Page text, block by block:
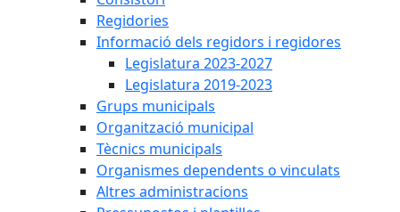
Regidories
Informació dels regidors i regidores
Legislatura 2023-2027
Legislatura 2019-2023
Grups municipals
Organització municipal
Tècnics municipals
Organismes dependents o vinculats
Altres administracions